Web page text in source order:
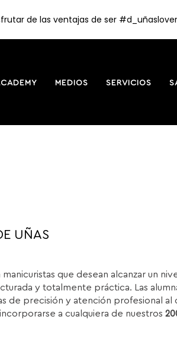
MEDIOS SERVICIOS
UÑAS
que desean alcanzar un
y totalmente práctica. Las
de precisión y atención profesional
a cualquiera de nuestros
de las ventajas de ser